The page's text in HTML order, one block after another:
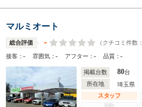
マルミオート
総合評価 - （クチコミ件数：
接客：- 雰囲気：- アフター：- 品質：-
掲載台数 80台
所在地
埼玉県
スタッフ